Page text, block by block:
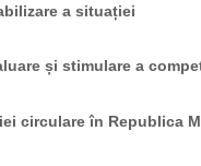
a situației
și stimulare a
circulare în Republica